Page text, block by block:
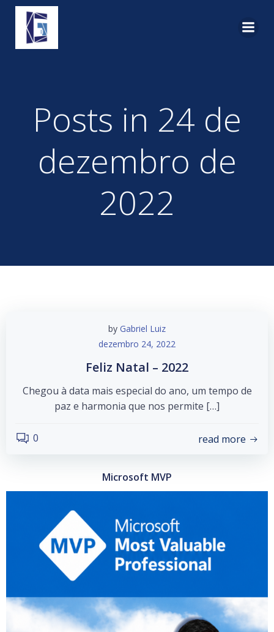
Posts in 24 de
dezembro de
2022
by Gabriel Luiz
dezembro 24, 2022
Feliz Natal – 2022
Chegou à data mais especial do ano, um tempo de
paz e harmonia que nos permite […]
0 read more
Microsoft MVP